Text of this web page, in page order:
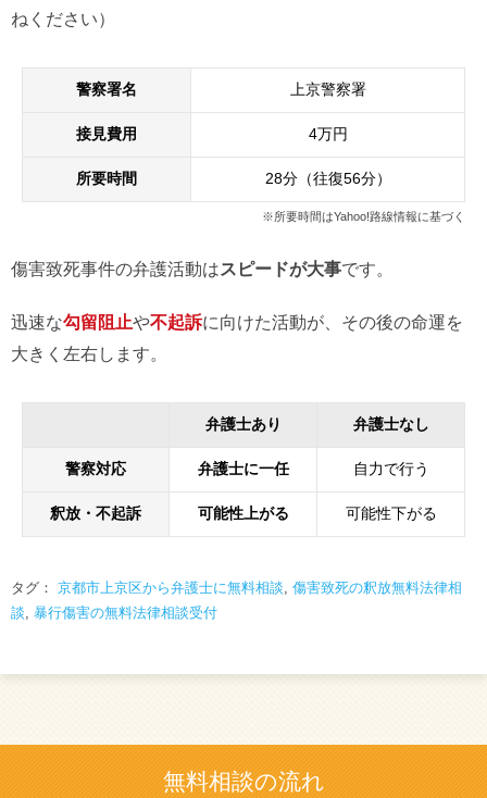
ねください）
警察署名 上京警察署
接見費用 4万円
所要時間 28分（往復56分）
※所要時間はYahoo!路線情報に基づく
傷害致死事件の弁護活動はスピードが大事です。
迅速な勾留阻止や不起訴に向けた活動が、その後の命運を
大きく左右します。
弁護士あり 弁護士なし
警察対応 弁護士に一任 自力で行う
釈放・不起訴 可能性上がる 可能性下がる
タグ： 京都市上京区から弁護士に無料相談, 傷害致死の釈放無料法律相
談, 暴行傷害の無料法律相談受付
無料相談の流れ